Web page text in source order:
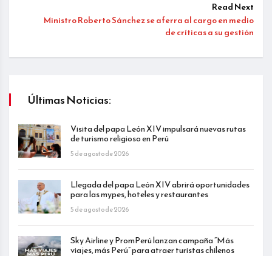
Read Next
Ministro Roberto Sánchez se aferra al cargo en medio
de críticas a su gestión
Últimas Noticias:
Visita del papa León XIV impulsará nuevas rutas
de turismo religioso en Perú
5 de agosto de 2026
Llegada del papa León XIV abrirá oportunidades
para las mypes, hoteles y restaurantes
5 de agosto de 2026
Sky Airline y PromPerú lanzan campaña “Más
viajes, más Perú” para atraer turistas chilenos